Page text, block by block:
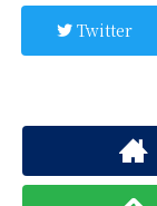
Twitter